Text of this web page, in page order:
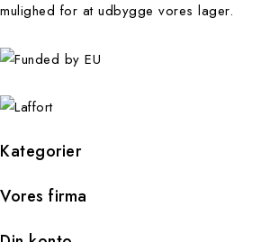
mulighed for at udbygge vores lager.
Kategorier
Vores firma